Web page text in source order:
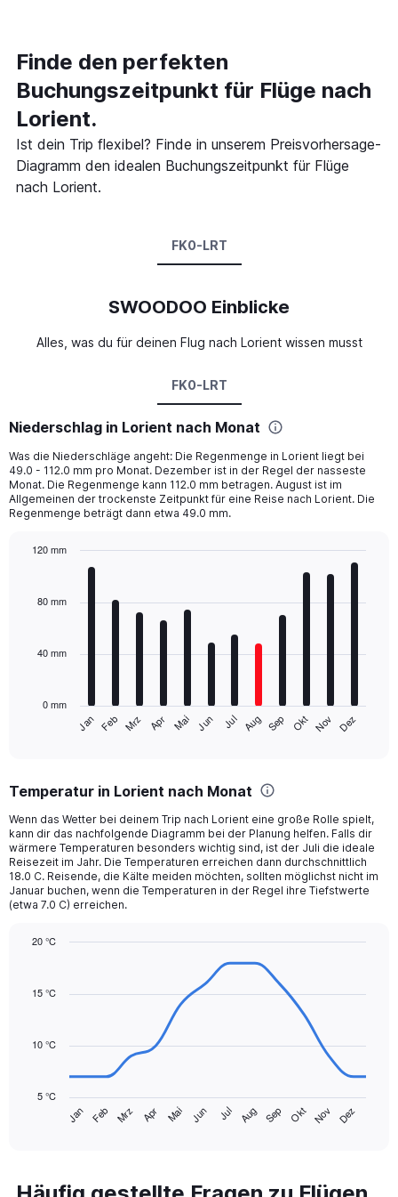
Finde den perfekten
Buchungszeitpunkt für Flüge nach
Lorient.
Ist dein Trip flexibel? Finde in unserem Preisvorhersage-
Diagramm den idealen Buchungszeitpunkt für Flüge
nach Lorient.
FK0-LRT
SWOODOO Einblicke
Alles, was du für deinen Flug nach Lorient wissen musst
FK0-LRT
Niederschlag in Lorient nach Monat
Was die Niederschläge angeht: Die Regenmenge in Lorient liegt bei
49.0 - 112.0 mm pro Monat. Dezember ist in der Regel der nasseste
Monat. Die Regenmenge kann 112.0 mm betragen. August ist im
Allgemeinen der trockenste Zeitpunkt für eine Reise nach Lorient. Die
Regenmenge beträgt dann etwa 49.0 mm.
with
The
Range:
categories.
The
chart
has
1
Y
displaying
Jan Feb Mrz Apr Mai Jun Jul Aug Sep Okt Nov Dez
0 mm
40 mm
80 mm
120 mm
Temperatur in Lorient nach Monat
Wenn das Wetter bei deinem Trip nach Lorient eine große Rolle spielt,
kann dir das nachfolgende Diagramm bei der Planung helfen. Falls dir
wärmere Temperaturen besonders wichtig sind, ist der Juli die ideale
Reisezeit im Jahr. Die Temperaturen erreichen dann durchschnittlich
18.0 C. Reisende, die Kälte meiden möchten, sollten möglichst nicht im
Januar buchen, wenn die Temperaturen in der Regel ihre Tiefstwerte
(etwa 7.0 C) erreichen.
with
has
categories.
Jan Feb Mrz Apr Mai Jun Jul Aug Sep Okt Nov Dez
5 °C
10 °C
15 °C
20 °C